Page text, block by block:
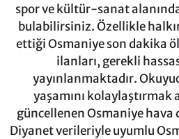
spor ve kültür-sanat
bulabilirsiniz. Özellikle
ettiği Osmaniye son dakika
ilanları, gerekli
yayınlanmaktadır.
yaşamını kolaylaştırmak
güncellenen Osmaniye
Diyanet verileriyle uyumlu